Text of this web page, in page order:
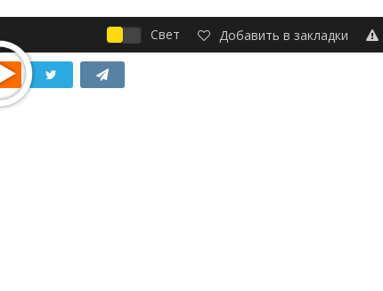
Свет Добавить в закладки